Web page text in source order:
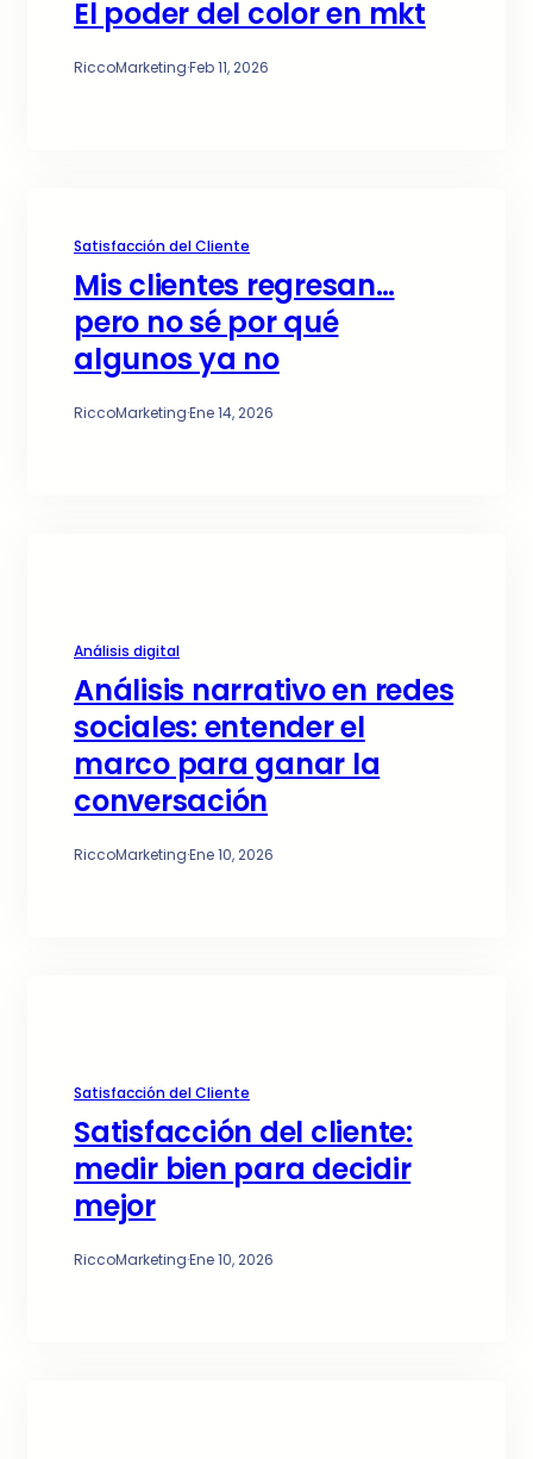
El poder del color en mkt
RiccoMarketing·Feb 11, 2026
Satisfacción del Cliente
Mis clientes regresan…
pero no sé por qué
algunos ya no
RiccoMarketing·Ene 14, 2026
Análisis digital
Análisis narrativo en redes
sociales: entender el
marco para ganar la
conversación
RiccoMarketing·Ene 10, 2026
Satisfacción del Cliente
Satisfacción del cliente:
medir bien para decidir
mejor
RiccoMarketing·Ene 10, 2026